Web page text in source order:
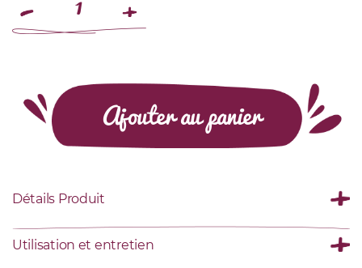
Ajouter au panier
Détails Produit
Utilisation et entretien